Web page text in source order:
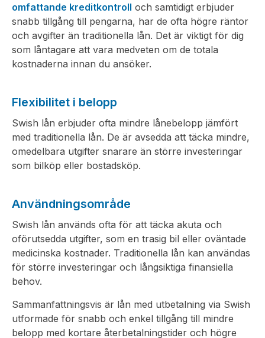
omfattande kreditkontroll och samtidigt erbjuder
snabb tillgång till pengarna, har de ofta högre räntor
och avgifter än traditionella lån. Det är viktigt för dig
som låntagare att vara medveten om de totala
kostnaderna innan du ansöker.
Flexibilitet i belopp
Swish lån erbjuder ofta mindre lånebelopp jämfört
med traditionella lån. De är avsedda att täcka mindre,
omedelbara utgifter snarare än större investeringar
som bilköp eller bostadsköp.
Användningsområde
Swish lån används ofta för att täcka akuta och
oförutsedda utgifter, som en trasig bil eller oväntade
medicinska kostnader. Traditionella lån kan användas
för större investeringar och långsiktiga finansiella
behov.
Sammanfattningsvis är lån med utbetalning via Swish
utformade för snabb och enkel tillgång till mindre
belopp med kortare återbetalningstider och högre